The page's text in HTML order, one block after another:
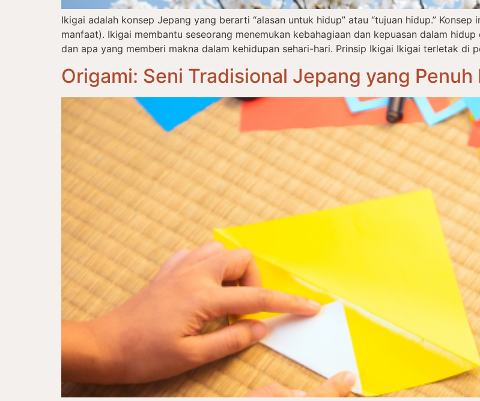
Ikigai adalah konsep Jepang yang berarti “alasan untuk hidup” atau “tujuan hidup.” Konsep
manfaat). Ikigai membantu seseorang menemukan kebahagiaan dan kepuasan dalam
dan apa yang memberi makna dalam kehidupan sehari-hari. Prinsip Ikigai Ikigai terletak di
Origami: Seni Tradisional Jepang yang Penuh